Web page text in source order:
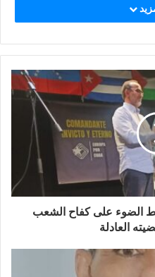
جاد حول مقاربة ترتيب
إعادة البناء الوطني
المتغير
الضوء على كفاح الشعب
العادلة